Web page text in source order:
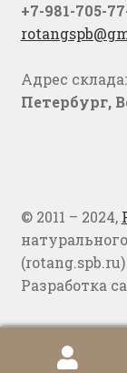
+7-981-705-
Адрес склада:
Петербург,
© 2011 – 2024,
(rotang.spb.ru)
Разработка
Искать: